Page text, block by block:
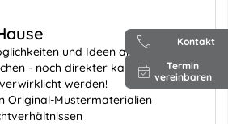
und Ideen am Ort des
- noch direkter kann Ihre
werden!
Original-Mustermaterialien
Kontakt
Termin
vereinbaren